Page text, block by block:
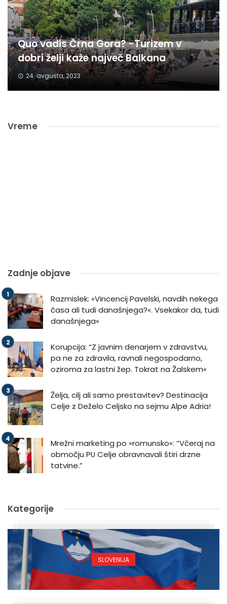
Quo vadis Črna Gora? -Turizem v
dobri želji kaže največ Balkana
24. avgusta, 2023
Vreme
Zadnje objave
Razmislek: »Vincencij Pavelski, navdih nekega
časa ali tudi današnjega?«. Vsekakor da, tudi
današnjega«
Korupcija: “Z javnim denarjem v zdravstvu,
pa ne za zdravila, ravnali negospodarno,
oziroma za lastni žep. Tokrat na Žalskem«
Želja, cilj ali samo prestavitev? Destinacija
Celje z Deželo Celjsko na sejmu Alpe Adria!
Mrežni marketing po »romunsko«: “Včeraj na
območju PU Celje obravnavali štiri drzne
tatvine.”
Kategorije
SLOVENIJA